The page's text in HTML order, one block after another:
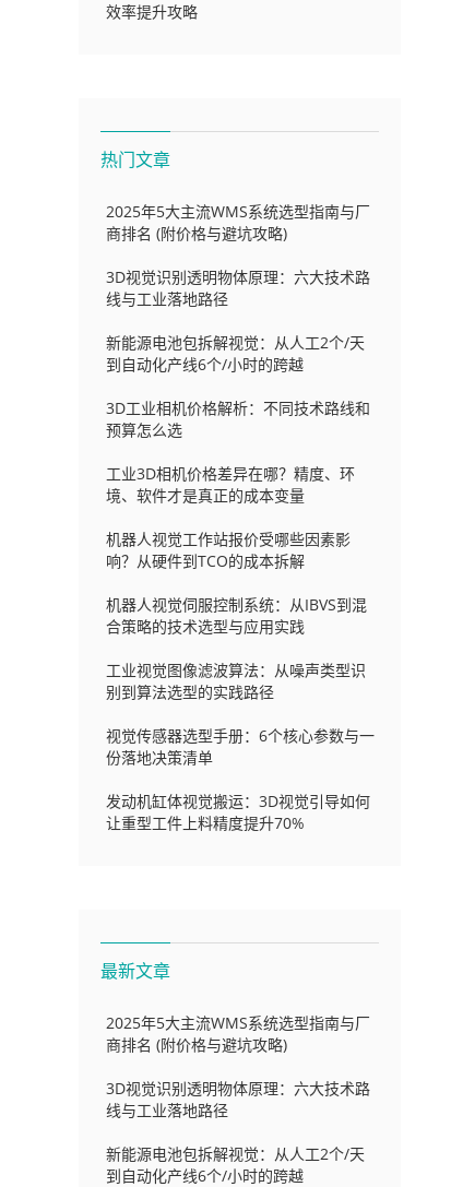
效率提升攻略
热门文章
2025年5大主流WMS系统选型指南与厂
商排名 (附价格与避坑攻略)
3D视觉识别透明物体原理：六大技术路
线与工业落地路径
新能源电池包拆解视觉：从人工2个/天
到自动化产线6个/小时的跨越
3D工业相机价格解析：不同技术路线和
预算怎么选
工业3D相机价格差异在哪？精度、环
境、软件才是真正的成本变量
机器人视觉工作站报价受哪些因素影
响？从硬件到TCO的成本拆解
机器人视觉伺服控制系统：从IBVS到混
合策略的技术选型与应用实践
工业视觉图像滤波算法：从噪声类型识
别到算法选型的实践路径
视觉传感器选型手册：6个核心参数与一
份落地决策清单
发动机缸体视觉搬运：3D视觉引导如何
让重型工件上料精度提升70%
最新文章
2025年5大主流WMS系统选型指南与厂
商排名 (附价格与避坑攻略)
3D视觉识别透明物体原理：六大技术路
线与工业落地路径
新能源电池包拆解视觉：从人工2个/天
到自动化产线6个/小时的跨越